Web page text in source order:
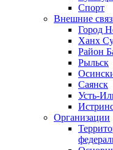
Спорт
Внешние
Город
Ханх
Район
Рыльск
Саянск
Усть-
Организации